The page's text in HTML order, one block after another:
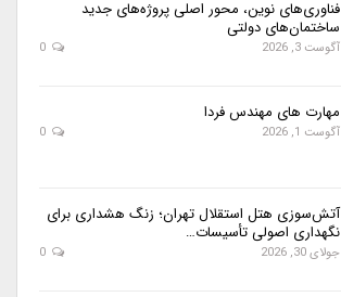
فناوری‌های نوین، محور اصلی پروژه‌های جدید
ساختمان‌های دولتی
آگوست 3, 2026
مهارت های مهندس فردا
آگوست 1, 2026
آتش‌سوزی هتل استقلال تهران؛ زنگ هشداری برای
نگهداری اصولی تأسیسات…
جولای 30, 2026